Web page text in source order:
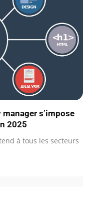
s’impose
2025
à tous les secteurs